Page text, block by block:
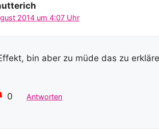
2014 um 4:07 Uhr
bin aber zu müde das zu
0 Antworten